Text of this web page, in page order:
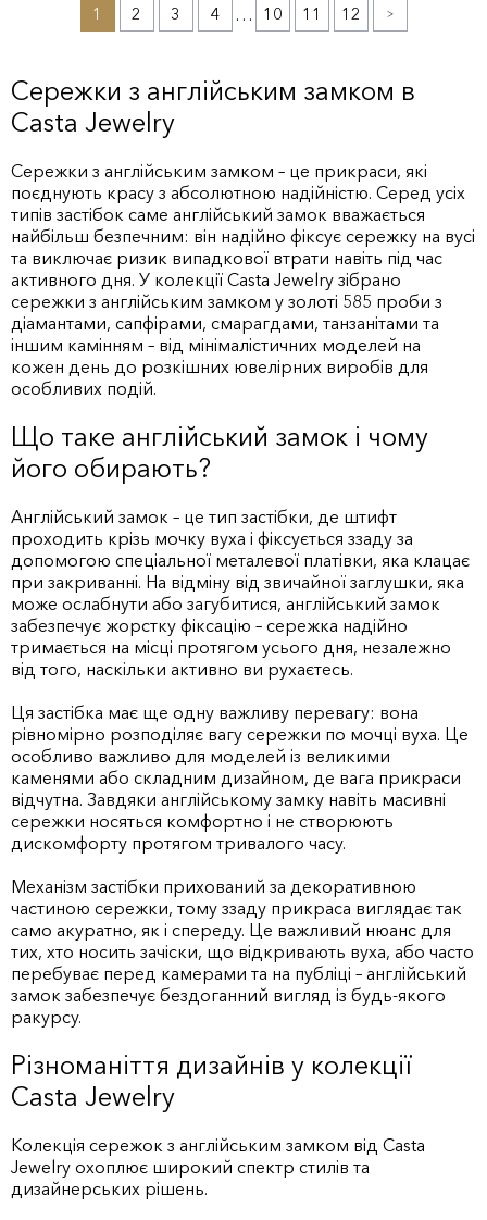
1 2 3 4 … 10 11 12 »
Сережки з англійським замком в
Casta Jewelry
Сережки з англійським замком – це прикраси, які
поєднують красу з абсолютною надійністю. Серед усіх
типів застібок саме англійський замок вважається
найбільш безпечним: він надійно фіксує сережку на вусі
та виключає ризик випадкової втрати навіть під час
активного дня. У колекції Casta Jewelry зібрано
сережки з англійським замком у золоті 585 проби з
діамантами, сапфірами, смарагдами, танзанітами та
іншим камінням – від мінімалістичних моделей на
кожен день до розкішних ювелірних виробів для
особливих подій.
Що таке англійський замок і чому
його обирають?
Англійський замок – це тип застібки, де штифт
проходить крізь мочку вуха і фіксується ззаду за
допомогою спеціальної металевої платівки, яка клацає
при закриванні. На відміну від звичайної заглушки, яка
може ослабнути або загубитися, англійський замок
забезпечує жорстку фіксацію – сережка надійно
тримається на місці протягом усього дня, незалежно
від того, наскільки активно ви рухаєтесь.
Ця застібка має ще одну важливу перевагу: вона
рівномірно розподіляє вагу сережки по мочці вуха. Це
особливо важливо для моделей із великими
каменями або складним дизайном, де вага прикраси
відчутна. Завдяки англійському замку навіть масивні
сережки носяться комфортно і не створюють
дискомфорту протягом тривалого часу.
Механізм застібки прихований за декоративною
частиною сережки, тому ззаду прикраса виглядає так
само акуратно, як і спереду. Це важливий нюанс для
тих, хто носить зачіски, що відкривають вуха, або часто
перебуває перед камерами та на публіці – англійський
замок забезпечує бездоганний вигляд із будь-якого
ракурсу.
Різноманіття дизайнів у колекції
Casta Jewelry
Колекція сережок з англійським замком від Casta
Jewelry охоплює широкий спектр стилів та
дизайнерських рішень.